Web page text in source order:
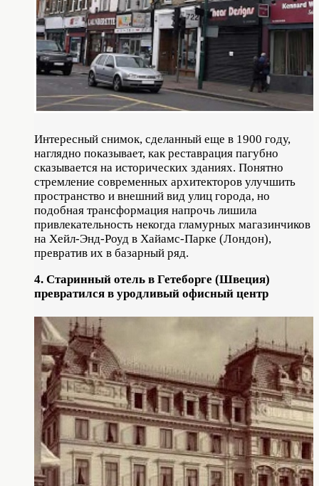
Интересный снимок, сделанный еще в 1900 году,
наглядно показывает, как реставрация пагубно
сказывается на исторических зданиях. Понятно
стремление современных архитекторов улучшить
пространство и внешний вид улиц города, но
подобная трансформация напрочь лишила
привлекательность некогда гламурных магазинчиков
на Хейл-Энд-Роуд в Хайамс-Парке (Лондон),
превратив их в базарный ряд.
4. Старинный отель в Гетеборге (Швеция)
превратился в уродливый офисный центр